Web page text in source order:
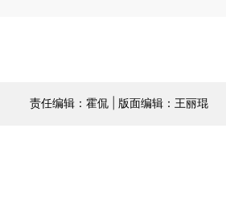
责任编辑：霍侃 | 版面编辑：王丽琨